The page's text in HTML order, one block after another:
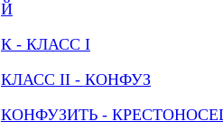
Й
К - КЛАСС I
КЛАСС II - КОНФУЗ
КОНФУЗИТЬ -